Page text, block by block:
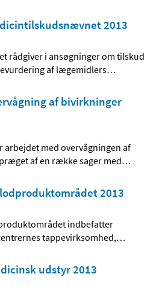
2013
rådgiver i ansøgninger om tilskud
af lægemidlers…
af bivirkninger
arbejdet med overvågningen af
af en række sager med…
2013
indbefatter
tappevirksomhed,…
udstyr 2013